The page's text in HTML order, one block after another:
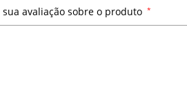
sua avaliação sobre o produto *